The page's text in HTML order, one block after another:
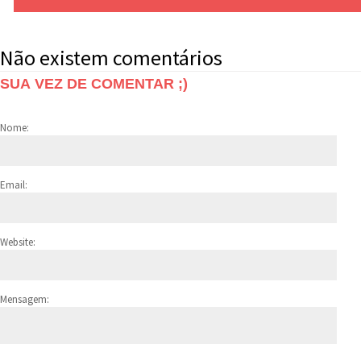
Não existem comentários
SUA VEZ DE COMENTAR ;)
Nome:
Email:
Website:
Mensagem: